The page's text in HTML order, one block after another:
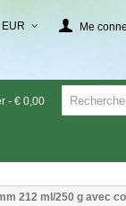
Me
- € 0,00
212 ml/250 g avec